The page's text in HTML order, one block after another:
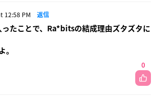
12:58 PM 返信
たことで、Ra*bitsの結成理由ズタズタに
。
0